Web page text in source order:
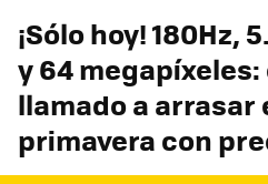
¡Sólo hoy! 180Hz,
y 64 megapíxeles:
llamado a arrasar
primavera con